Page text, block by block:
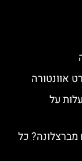
על
מברצלונה? כל